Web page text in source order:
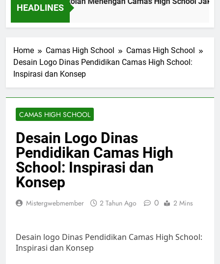
HEADLINES
Home Camas High School
Camas High School
Desain Logo Dinas Pendidikan Camas High School:
Inspirasi dan Konsep
CAMAS HIGH SCHOOL
Desain Logo Dinas
Pendidikan Camas High
School: Inspirasi dan
Konsep
Mistergwebmember 2 Tahun Ago 0 2 Mins
Desain logo Dinas Pendidikan Camas High School:
Inspirasi dan Konsep